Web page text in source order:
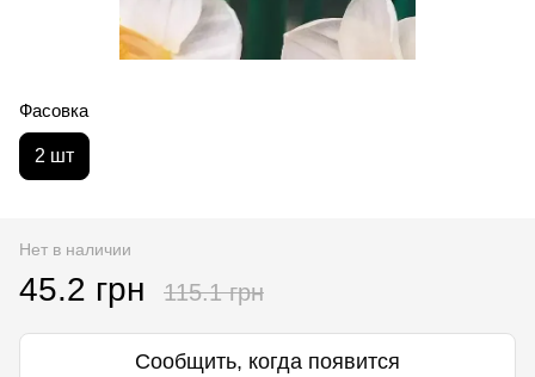
Фасовка
2 шт
Нет в наличии
45.2 грн 115.1 грн
Сообщить, когда появится